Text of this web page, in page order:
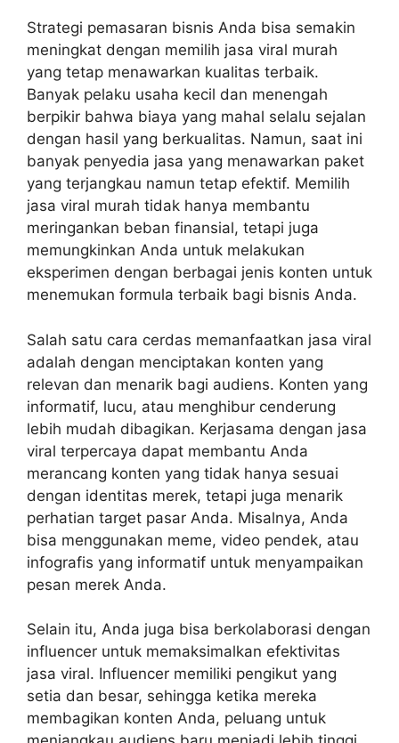
Strategi pemasaran bisnis Anda bisa semakin
meningkat dengan memilih jasa viral murah
yang tetap menawarkan kualitas terbaik.
Banyak pelaku usaha kecil dan menengah
berpikir bahwa biaya yang mahal selalu sejalan
dengan hasil yang berkualitas. Namun, saat ini
banyak penyedia jasa yang menawarkan paket
yang terjangkau namun tetap efektif. Memilih
jasa viral murah tidak hanya membantu
meringankan beban finansial, tetapi juga
memungkinkan Anda untuk melakukan
eksperimen dengan berbagai jenis konten untuk
menemukan formula terbaik bagi bisnis Anda.
Salah satu cara cerdas memanfaatkan jasa viral
adalah dengan menciptakan konten yang
relevan dan menarik bagi audiens. Konten yang
informatif, lucu, atau menghibur cenderung
lebih mudah dibagikan. Kerjasama dengan jasa
viral terpercaya dapat membantu Anda
merancang konten yang tidak hanya sesuai
dengan identitas merek, tetapi juga menarik
perhatian target pasar Anda. Misalnya, Anda
bisa menggunakan meme, video pendek, atau
infografis yang informatif untuk menyampaikan
pesan merek Anda.
Selain itu, Anda juga bisa berkolaborasi dengan
influencer untuk memaksimalkan efektivitas
jasa viral. Influencer memiliki pengikut yang
setia dan besar, sehingga ketika mereka
membagikan konten Anda, peluang untuk